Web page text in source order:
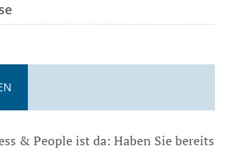
& People ist da: Haben Sie bereits